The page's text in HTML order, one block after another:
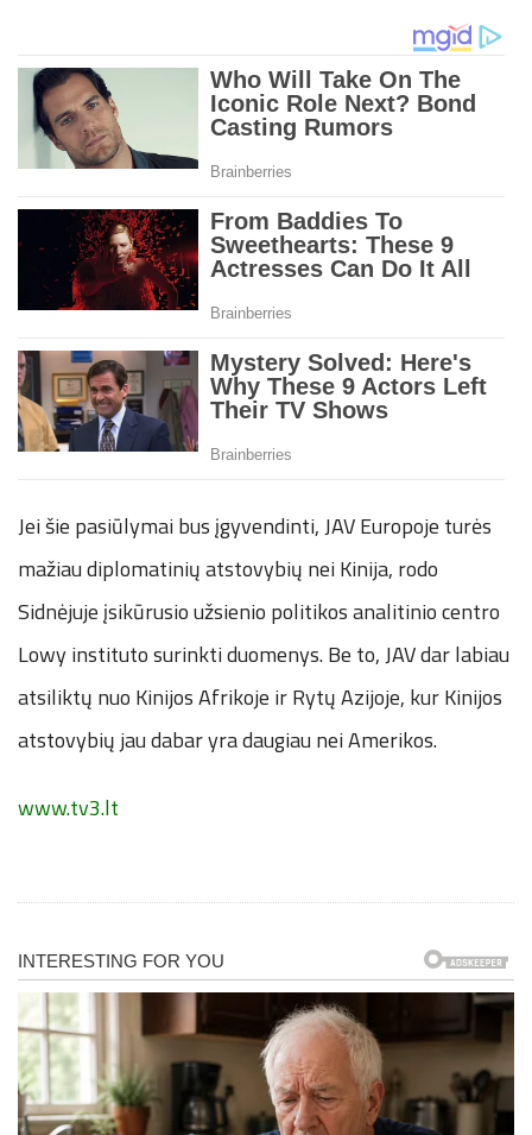
Jei šie pasiūlymai bus įgyvendinti, JAV Europoje turės
mažiau diplomatinių atstovybių nei Kinija, rodo
Sidnėjuje įsikūrusio užsienio politikos analitinio centro
Lowy instituto surinkti duomenys. Be to, JAV dar labiau
atsiliktų nuo Kinijos Afrikoje ir Rytų Azijoje, kur Kinijos
atstovybių jau dabar yra daugiau nei Amerikos.
www.tv3.lt